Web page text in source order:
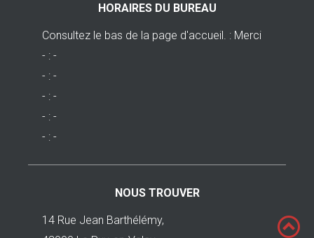
HORAIRES DU BUREAU
Consultez le bas de la page d'accueil. : Merci
- : -
- : -
- : -
- : -
- : -
NOUS TROUVER
14 Rue Jean Barthélémy,